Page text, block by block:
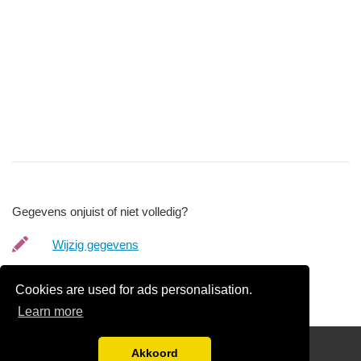
Cookies are used for ads personalisation.
Learn more
Akkoord
Gegevens onjuist of niet volledig?
Wijzig gegevens